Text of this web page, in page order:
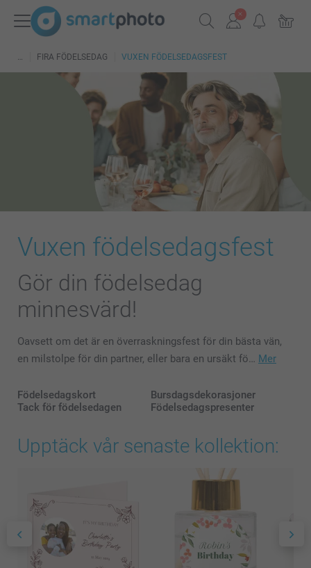
FIRA FÖDELSEDAG VUXEN FÖDELSEDAGSFEST
Vuxen födelsedagsfest
Gör din födelsedag
minnesvärd!
Oavsett om det är en överraskningsfest för din bästa vän,
en milstolpe för din partner, eller bara en ursäkt fö… Mer
Födelsedagskort
Bursdagsdekorasjoner
Tack för födelsedagen
Födelsedagspresenter
Upptäck vår senaste kollektion: